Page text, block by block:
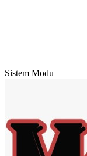
Sistem Modu